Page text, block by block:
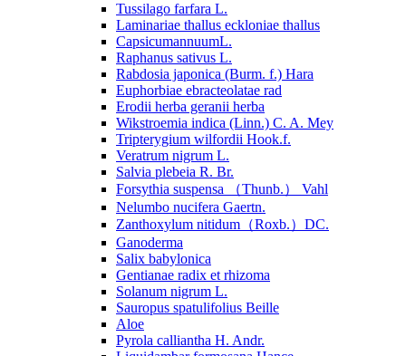
Tussilago farfara L.
Laminariae thallus eckloniae thallus
CapsicumannuumL.
Raphanus sativus L.
Rabdosia japonica (Burm. f.) Hara
Euphorbiae ebracteolatae rad
Erodii herba geranii herba
Wikstroemia indica (Linn.) C. A. Mey
Tripterygium wilfordii Hook.f.
Veratrum nigrum L.
Salvia plebeia R. Br.
Forsythia suspensa （Thunb.） Vahl
Nelumbo nucifera Gaertn.
Zanthoxylum nitidum（Roxb.）DC.
Ganoderma
Salix babylonica
Gentianae radix et rhizoma
Solanum nigrum L.
Sauropus spatulifolius Beille
Aloe
Pyrola calliantha H. Andr.